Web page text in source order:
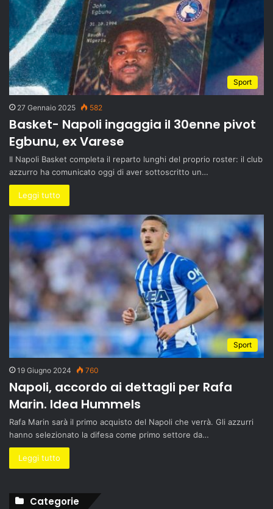
Sport
27 Gennaio 2025 582
Basket- Napoli ingaggia il 30enne pivot
Egbunu, ex Varese
Il Napoli Basket completa il reparto lunghi del proprio roster: il club
azzurro ha comunicato oggi di aver sottoscritto un…
Leggi tutto
Sport
19 Giugno 2024 760
Napoli, accordo ai dettagli per Rafa
Marin. Idea Hummels
Rafa Marin sarà il primo acquisto del Napoli che verrà. Gli azzurri
hanno selezionato la difesa come primo settore da…
Leggi tutto
Categorie